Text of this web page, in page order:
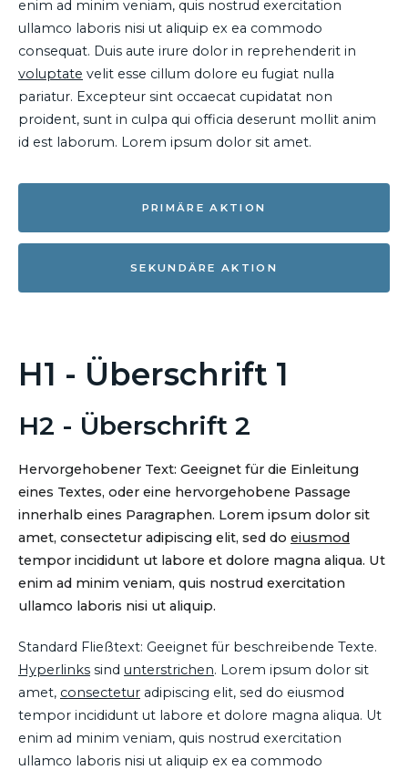
enim ad minim veniam, quis nostrud exercitation
ullamco laboris nisi ut aliquip ex ea commodo
consequat. Duis aute irure dolor in reprehenderit in
voluptate velit esse cillum dolore eu fugiat nulla
pariatur. Excepteur sint occaecat cupidatat non
proident, sunt in culpa qui officia deserunt mollit anim
id est laborum. Lorem ipsum dolor sit amet.
PRIMÄRE AKTION
SEKUNDÄRE AKTION
H1 - Überschrift 1
H2 - Überschrift 2
Hervorgehobener Text: Geeignet für die Einleitung
eines Textes, oder eine hervorgehobene Passage
innerhalb eines Paragraphen. Lorem ipsum dolor sit
amet, consectetur adipiscing elit, sed do eiusmod
tempor incididunt ut labore et dolore magna aliqua. Ut
enim ad minim veniam, quis nostrud exercitation
ullamco laboris nisi ut aliquip.
Standard Fließtext: Geeignet für beschreibende Texte.
Hyperlinks sind unterstrichen. Lorem ipsum dolor sit
amet, consectetur adipiscing elit, sed do eiusmod
tempor incididunt ut labore et dolore magna aliqua. Ut
enim ad minim veniam, quis nostrud exercitation
ullamco laboris nisi ut aliquip ex ea commodo